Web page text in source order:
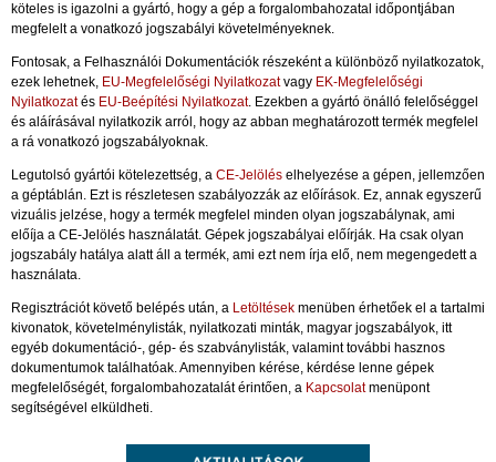
köteles is igazolni a gyártó, hogy a gép a forgalombahozatal időpontjában
megfelelt a vonatkozó jogszabályi követelményeknek.
Fontosak, a Felhasználói Dokumentációk részeként a különböző nyilatkozatok,
ezek lehetnek, EU-Megfelelőségi Nyilatkozatvagy EK-Megfelelőségi
Nyilatkozatés EU-Beépítési Nyilatkozat. Ezekben a gyártó önálló felelőséggel
és aláírásával nyilatkozik arról, hogy az abban meghatározott termék megfelel
a rá vonatkozó jogszabályoknak.
Legutolsó gyártói kötelezettség, a CE-Jelölés elhelyezése a gépen, jellemzően
a géptáblán. Ezt is részletesen szabályozzák az előírások. Ez, annak egyszerű
vizuális jelzése, hogy a termék megfelel minden olyan jogszabálynak, ami
előíja a CE-Jelölés használatát. Gépek jogszabályai előírják. Ha csak olyan
jogszabály hatálya alatt áll a termék, ami ezt nem írja elő, nem megengedett a
használata.
Regisztrációt követő belépés után, a Letöltések menüben érhetőek el a tartalmi
kivonatok, követelménylisták, nyilatkozati minták, magyar jogszabályok, itt
egyéb dokumentáció-, gép- és szabványlisták, valamint további hasznos
dokumentumok találhatóak. Amennyiben kérése, kérdése lenne gépek
megfelelőségét, forgalombahozatalát érintően, a Kapcsolatmenüpont
segítségével elküldheti.